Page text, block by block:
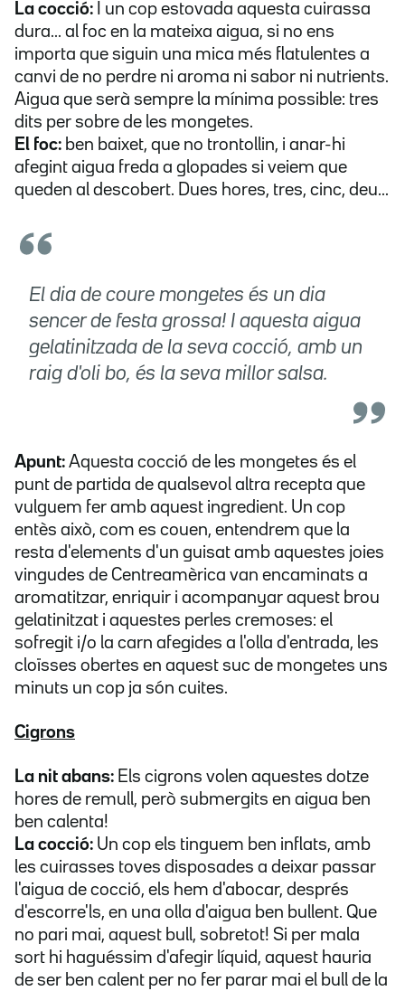
La cocció: I un cop estovada aquesta cuirassa
dura... al foc en la mateixa aigua, si no ens
importa que siguin una mica més flatulentes a
canvi de no perdre ni aroma ni sabor ni nutrients.
Aigua que serà sempre la mínima possible: tres
dits per sobre de les mongetes.
El foc: ben baixet, que no trontollin, i anar-hi
afegint aigua freda a glopades si veiem que
queden al descobert. Dues hores, tres, cinc, deu...
El dia de coure mongetes és un dia
sencer de festa grossa! I aquesta aigua
gelatinitzada de la seva cocció, amb un
raig d'oli bo, és la seva millor salsa.
Apunt: Aquesta cocció de les mongetes és el
punt de partida de qualsevol altra recepta que
vulguem fer amb aquest ingredient. Un cop
entès això, com es couen, entendrem que la
resta d'elements d'un guisat amb aquestes joies
vingudes de Centreamèrica van encaminats a
aromatitzar, enriquir i acompanyar aquest brou
gelatinitzat i aquestes perles cremoses: el
sofregit i/o la carn afegides a l'olla d'entrada, les
cloïsses obertes en aquest suc de mongetes uns
minuts un cop ja són cuites.
Cigrons
La nit abans: Els cigrons volen aquestes dotze
hores de remull, però submergits en aigua ben
ben calenta!
La cocció: Un cop els tinguem ben inflats, amb
les cuirasses toves disposades a deixar passar
l'aigua de cocció, els hem d'abocar, després
d'escorre'ls, en una olla d'aigua ben bullent. Que
no pari mai, aquest bull, sobretot! Si per mala
sort hi haguéssim d'afegir líquid, aquest hauria
de ser ben calent per no fer parar mai el bull de la